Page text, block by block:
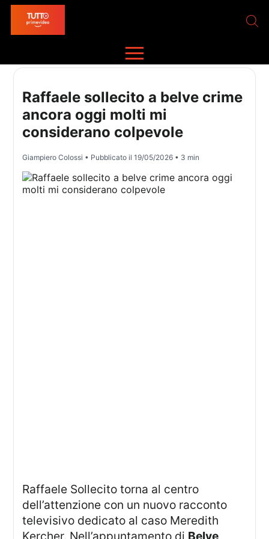
Raffaele sollecito a belve crime
ancora oggi molti mi
considerano colpevole
Giampiero Colossi • Pubblicato il19/05/2026 • 3 min
Raffaele Sollecito torna al centro
dell’attenzione con un nuovo racconto
televisivo dedicato al caso Meredith